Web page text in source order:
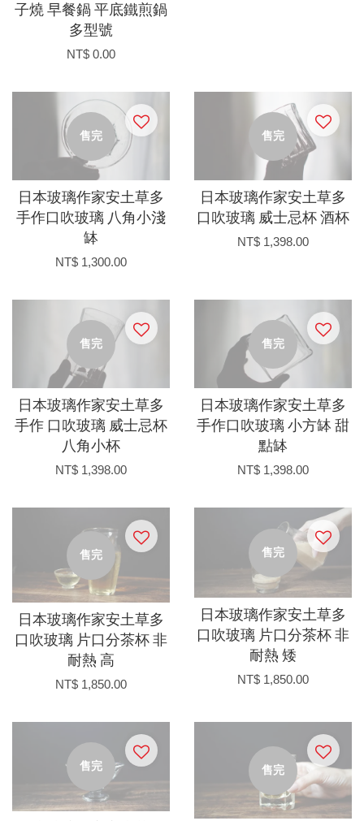
子燒 早餐鍋 平底鐵煎鍋
多型號
NT$ 0.00
售完
日本玻璃作家安土草多
手作口吹玻璃 八角小淺
缽
NT$ 1,300.00
售完
日本玻璃作家安土草多
口吹玻璃 威士忌杯 酒杯
NT$ 1,398.00
售完
日本玻璃作家安土草多
手作 口吹玻璃 威士忌杯
八角小杯
NT$ 1,398.00
售完
日本玻璃作家安土草多
手作口吹玻璃 小方缽 甜
點缽
NT$ 1,398.00
售完
日本玻璃作家安土草多
口吹玻璃 片口分茶杯 非
耐熱 高
NT$ 1,850.00
售完
日本玻璃作家安土草多
口吹玻璃 片口分茶杯 非
耐熱 矮
NT$ 1,850.00
售完 售完